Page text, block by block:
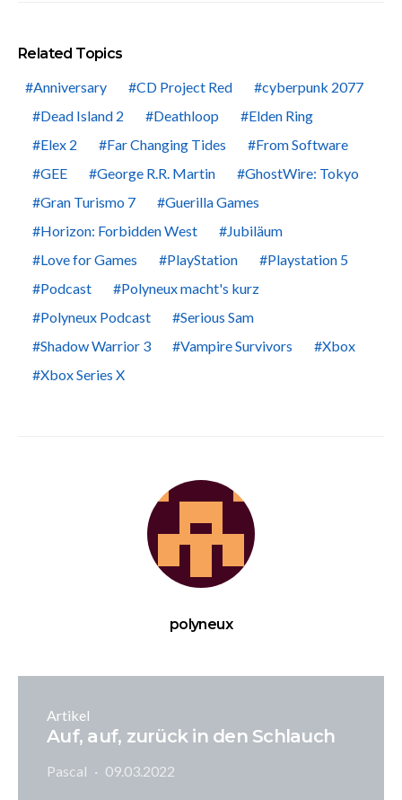
Related Topics
Anniversary
CD Project Red
cyberpunk 2077
Dead Island 2
Deathloop
Elden Ring
Elex 2
Far Changing Tides
From Software
GEE
George R.R. Martin
GhostWire: Tokyo
Gran Turismo 7
Guerilla Games
Horizon: Forbidden West
Jubiläum
Love for Games
PlayStation
Playstation 5
Podcast
Polyneux macht's kurz
Polyneux Podcast
Serious Sam
Shadow Warrior 3
Vampire Survivors
Xbox
Xbox Series X
polyneux
Artikel
Auf, auf, zurück in den Schlauch
Pascal 09.03.2022